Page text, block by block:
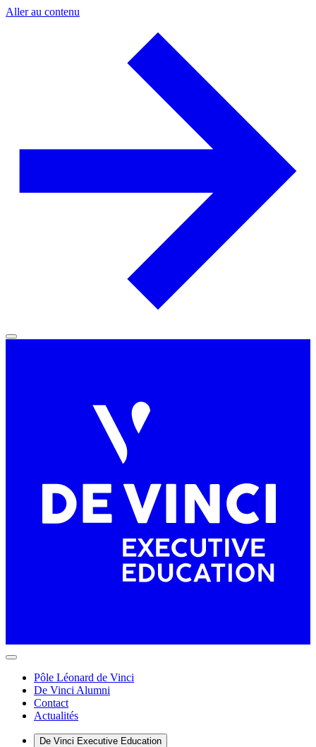
Aller au contenu
Pôle Léonard de Vinci
De Vinci Alumni
Contact
Actualités
De Vinci Executive Education